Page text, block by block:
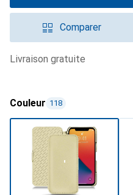
Comparer
livraison gratuite
Couleur 118